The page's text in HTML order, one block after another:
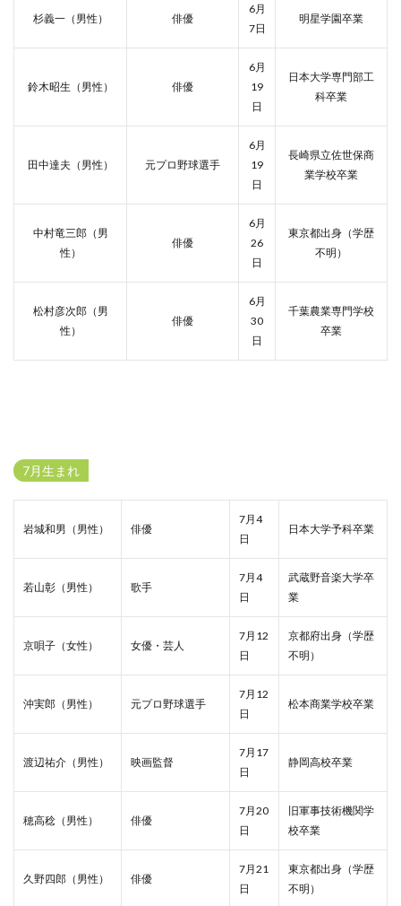
杉義一（男性） 俳優
6月
7日
明星学園卒業
鈴木昭生（男性） 俳優
6月
19
日
日本大学専門部工
科卒業
田中達夫（男性） 元プロ野球選手
6月
19
日
長崎県立佐世保商
業学校卒業
中村竜三郎（男
性）
俳優
6月
26
日
東京都出身（学歴
不明）
松村彦次郎（男
性）
俳優
6月
30
日
千葉農業専門学校
卒業
7月生まれ
岩城和男（男性） 俳優
7月4
日
日本大学予科卒業
若山彰（男性） 歌手
7月4
日
武蔵野音楽大学卒
業
京唄子（女性） 女優・芸人
7月12
日
京都府出身（学歴
不明）
沖実郎（男性） 元プロ野球選手
7月12
日
松本商業学校卒業
渡辺祐介（男性） 映画監督
7月17
日
静岡高校卒業
穂高稔（男性） 俳優
7月20
日
旧軍事技術機関学
校卒業
久野四郎（男性） 俳優
7月21
日
東京都出身（学歴
不明）